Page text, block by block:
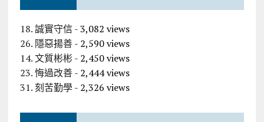
18. 誠實守信- 3,082 views
26. 隱惡揚善- 2,590 views
14. 文質彬彬 - 2,450 views
23. 悔過改善- 2,444 views
31. 刻苦勤學- 2,326 views